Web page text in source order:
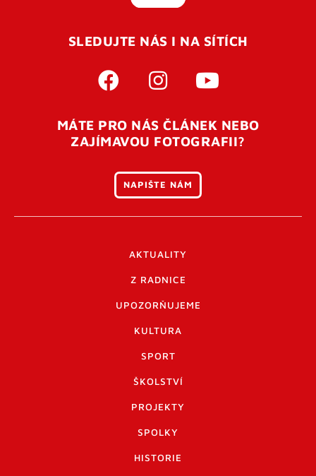
SLEDUJTE NÁS I NA SÍTÍCH
MÁTE PRO NÁS ČLÁNEK NEBO
ZAJÍMAVOU FOTOGRAFII?
NAPIŠTE NÁM
AKTUALITY
Z RADNICE
UPOZORŇUJEME
KULTURA
SPORT
ŠKOLSTVÍ
PROJEKTY
SPOLKY
HISTORIE